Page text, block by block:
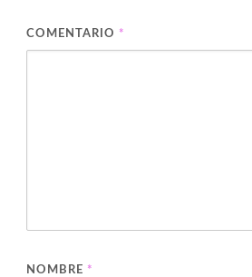
COMENTARIO *
NOMBRE *